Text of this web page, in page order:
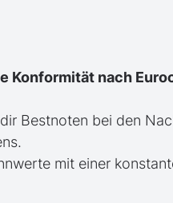
Konformität nach
Bestnoten bei den
mit einer